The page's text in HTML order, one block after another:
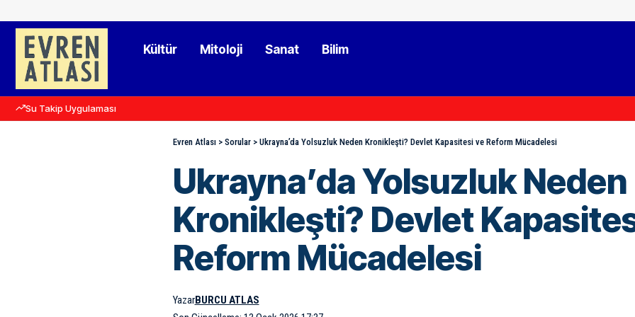
Kültür Mitoloji Sanat Bilim
Su Takip Uygulaması
Evren Atlası> Sorular> Ukrayna’da Yolsuzluk Neden Kronikleşti? Devlet Kapasitesi ve Reform Mücadelesi
Ukrayna’da Yolsuzluk Neden
Kronikleşti? Devlet
Reform Mücadelesi
YazarBURCU ATLAS